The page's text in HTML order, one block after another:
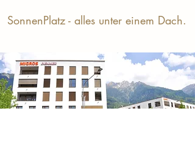
SonnenPlatz - alles unter einem Dach.